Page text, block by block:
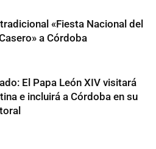
«Fiesta Nacional del
a Córdoba
El Papa León XIV visitará
e incluirá a Córdoba en su